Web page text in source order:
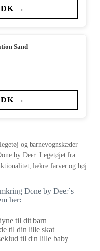
→
Sand
→
og barnevognskæder
by Deer. Legetøjet fra
lækre farver og høj
Done by Deer´s
her:
til dit barn
til din lille skat
til din lille baby